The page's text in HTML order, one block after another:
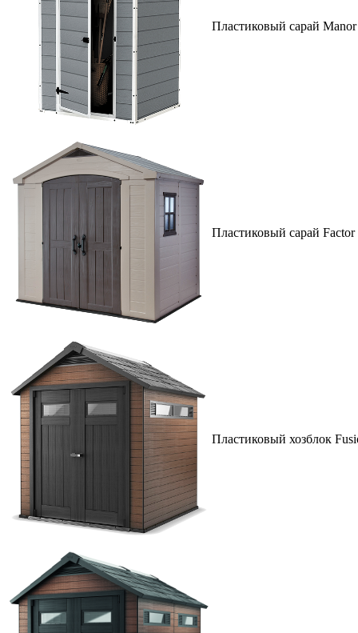
Пластиковый сарай
Пластиковый сарай
Пластиковый хозблок